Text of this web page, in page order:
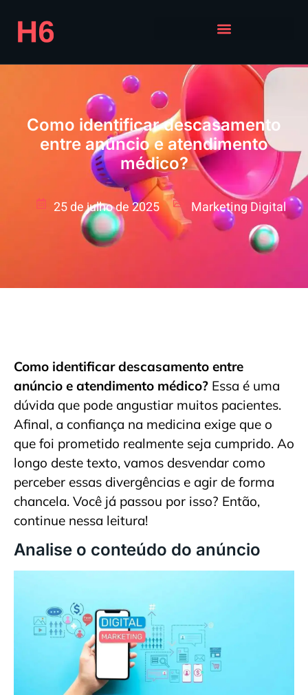
Como identificar descasamento
entre anúncio e atendimento
médico?
25 de julho de 2025 Marketing Digital
Como identificar descasamento entre
anúncio e atendimento médico? Essa é uma
dúvida que pode angustiar muitos pacientes.
Afinal, a confiança na medicina exige que o
que foi prometido realmente seja cumprido. Ao
longo deste texto, vamos desvendar como
perceber essas divergências e agir de forma
chancela. Você já passou por isso? Então,
continue nessa leitura!
Analise o conteúdo do anúncio